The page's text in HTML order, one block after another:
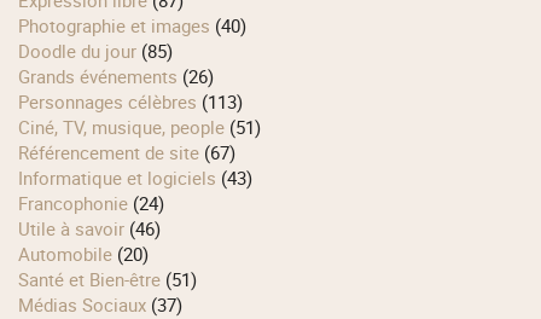
Photographie et images (40)
Doodle du jour (85)
Grands événements (26)
Personnages célèbres (113)
Ciné, TV, musique, people (51)
Référencement de site (67)
Informatique et logiciels (43)
Francophonie (24)
Utile à savoir (46)
Automobile (20)
Santé et Bien-être (51)
Médias Sociaux (37)